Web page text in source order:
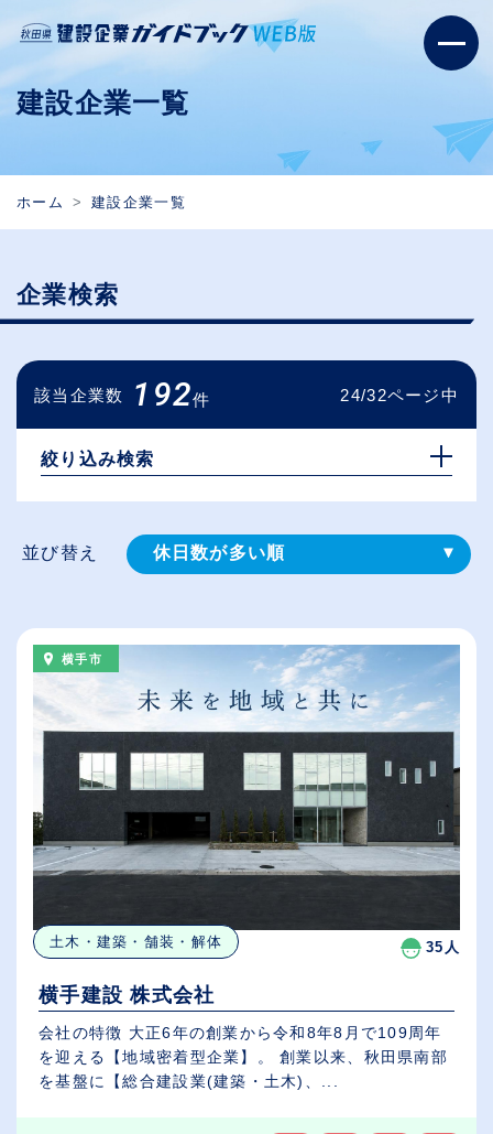
建設企業一覧
ホーム 建設企業一覧
企業検索
該当企業数 192件 24/32ページ中
絞り込み検索
並び替え 休日数が多い順
給与が高い順
（⾼卒の給与を基準）
従業員が多い順
横手市
土木・建築・舗装・解体 35人
横手建設 株式会社
会社の特徴 大正6年の創業から令和8年8月で109周年
を迎える【地域密着型企業】。 創業以来、秋田県南部
を基盤に【総合建設業(建築・土木)、...